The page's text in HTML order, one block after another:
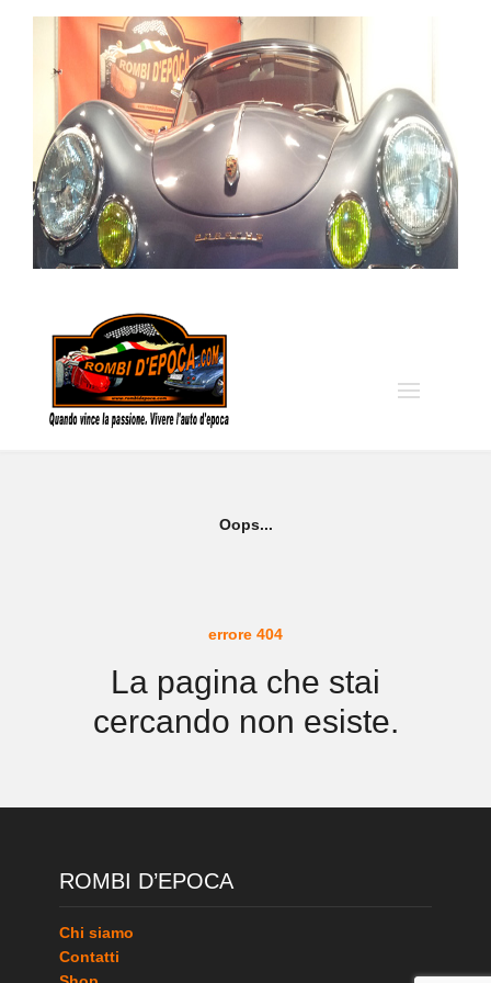
Oops...
errore 404
La pagina che stai
cercando non esiste.
ROMBI D’EPOCA
Chi siamo
Contatti